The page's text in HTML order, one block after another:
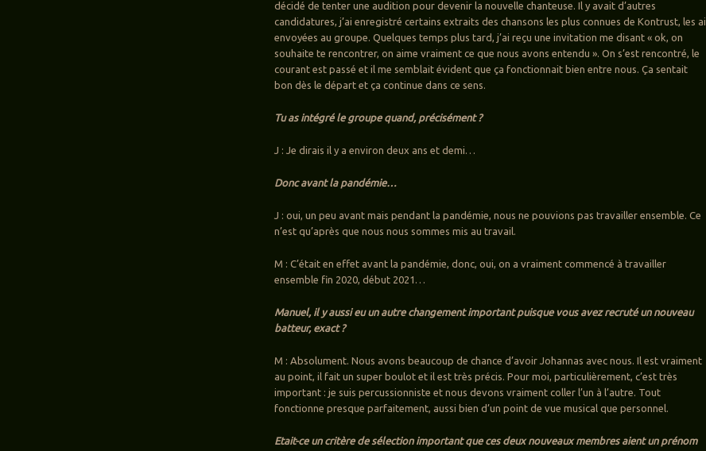
décidé de tenter une audition pour devenir la nouvelle chanteuse. Il y avait d’autres
candidatures, j’ai enregistré certains extraits des chansons les plus connues de Kontrust, les ai
envoyées au groupe. Quelques temps plus tard, j’ai reçu une invitation me disant « ok, on
souhaite te rencontrer, on aime vraiment ce que nous avons entendu ». On s’est rencontré, le
courant est passé et il me semblait évident que ça fonctionnait bien entre nous. Ça sentait
bon dès le départ et ça continue dans ce sens.
Tu as intégré le groupe quand, précisément ?
J : Je dirais il y a environ deux ans et demi…
Donc avant la pandémie…
J : oui, un peu avant mais pendant la pandémie, nous ne pouvions pas travailler ensemble. Ce
n’est qu’après que nous nous sommes mis au travail.
M : C’était en effet avant la pandémie, donc, oui, on a vraiment commencé à travailler
ensemble fin 2020, début 2021…
Manuel, il y aussi eu un autre changement important puisque vous avez recruté un nouveau
batteur, exact ?
M : Absolument. Nous avons beaucoup de chance d’avoir Johannas avec nous. Il est vraiment
au point, il fait un super boulot et il est très précis. Pour moi, particulièrement, c’est très
important : je suis percussionniste et nous devons vraiment coller l’un à l’autre. Tout
fonctionne presque parfaitement, aussi bien d’un point de vue musical que personnel.
Etait-ce un critère de sélection important que ces deux nouveaux membres aient un prénom